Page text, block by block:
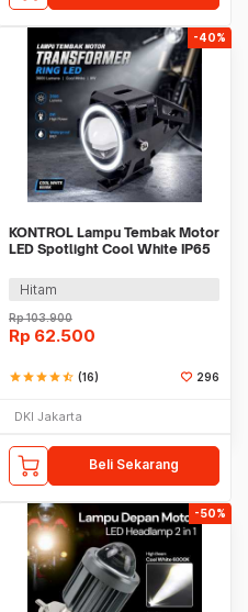
-40%
KONTROL Lampu Tembak Motor
LED Spotlight Cool White IP65
Hitam
Rp103.900
Rp 62.500
starstarstarstarstar_half (16) 296
DKI Jakarta
Beli Sekarang
-50%